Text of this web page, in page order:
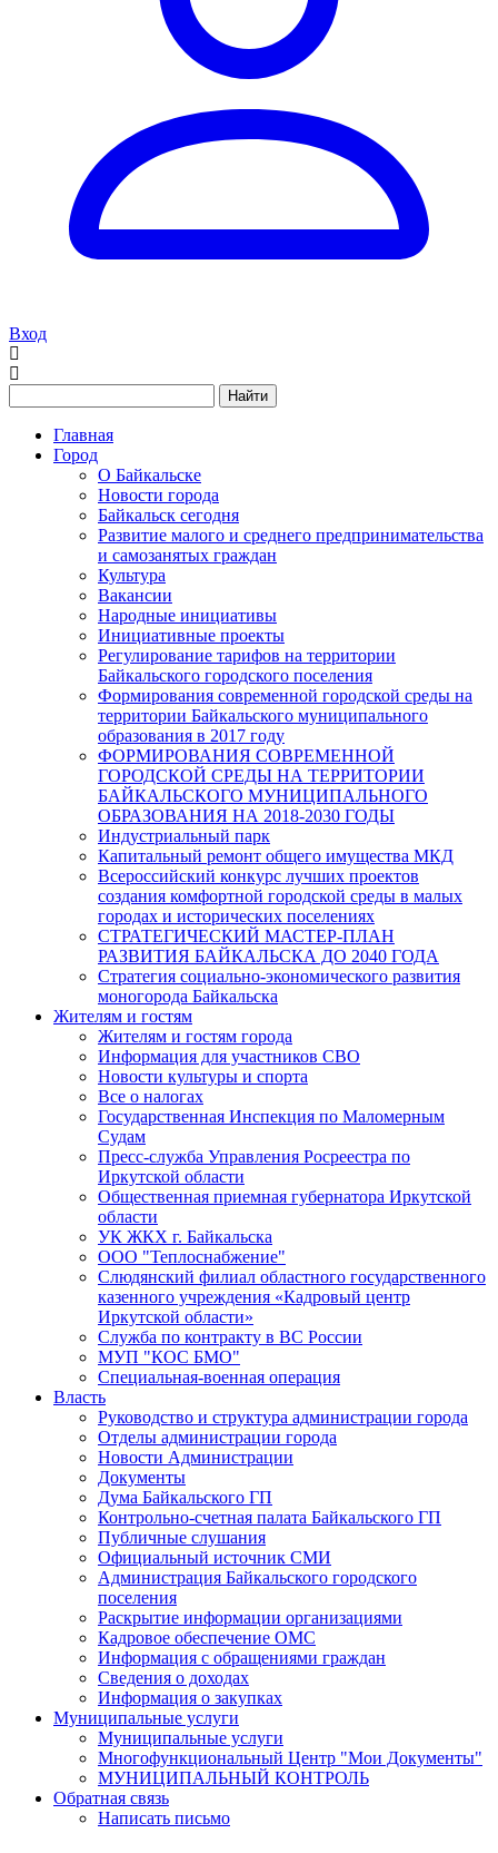
Вход
Найти
Главная
Город
О Байкальске
Новости города
Байкальск сегодня
Развитие малого и среднего предпринимательства
и самозанятых граждан
Культура
Вакансии
Народные инициативы
Инициативные проекты
Регулирование тарифов на территории
Байкальского городского поселения
Формирования современной городской среды на
территории Байкальского муниципального
образования в 2017 году
ФОРМИРОВАНИЯ СОВРЕМЕННОЙ
ГОРОДСКОЙ СРЕДЫ НА ТЕРРИТОРИИ
БАЙКАЛЬСКОГО МУНИЦИПАЛЬНОГО
ОБРАЗОВАНИЯ НА 2018-2030 ГОДЫ
Индустриальный парк
Капитальный ремонт общего имущества МКД
Всероссийский конкурс лучших проектов
создания комфортной городской среды в малых
городах и исторических поселениях
СТРАТЕГИЧЕСКИЙ МАСТЕР-ПЛАН
РАЗВИТИЯ БАЙКАЛЬСКА ДО 2040 ГОДА
Стратегия социально-экономического развития
моногорода Байкальска
Жителям и гостям
Жителям и гостям города
Информация для участников СВО
Новости культуры и спорта
Все о налогах
Государственная Инспекция по Маломерным
Судам
Пресс-служба Управления Росреестра по
Иркутской области
Общественная приемная губернатора Иркутской
области
УК ЖКХ г. Байкальска
ООО "Теплоснабжение"
Слюдянский филиал областного государственного
казенного учреждения «Кадровый центр
Иркутской области»
Служба по контракту в ВС России
МУП "КОС БМО"
Специальная-военная операция
Власть
Руководство и структура администрации города
Отделы администрации города
Новости Администрации
Документы
Дума Байкальского ГП
Контрольно-счетная палата Байкальского ГП
Публичные слушания
Официальный источник СМИ
Администрация Байкальского городского
поселения
Раскрытие информации организациями
Кадровое обеспечение ОМС
Информация с обращениями граждан
Сведения о доходах
Информация о закупках
Муниципальные услуги
Муниципальные услуги
Многофункциональный Центр "Мои Документы"
МУНИЦИПАЛЬНЫЙ КОНТРОЛЬ
Обратная связь
Написать письмо